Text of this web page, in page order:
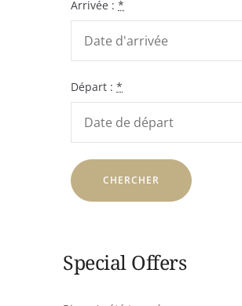
Arrivée : *
Départ : *
Special Offers